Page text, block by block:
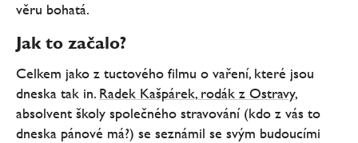
věru bohatá.
Jak to začalo?
Celkem jako z tuctového filmu o vaření, které jsou
dneska tak in. Radek Kašpárek, rodák z Ostravy,
absolvent školy společného stravování (kdo z vás to
dneska pánové má?) se seznámil se svým budoucími